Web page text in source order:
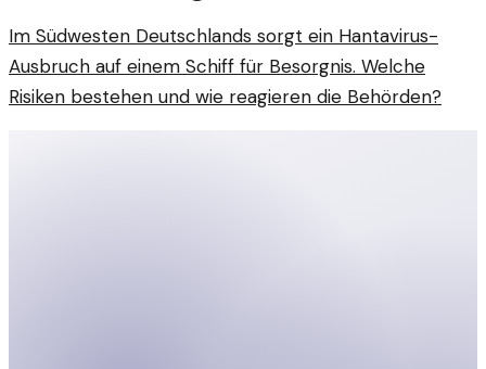
Im Südwesten Deutschlands sorgt ein Hantavirus-
Ausbruch auf einem Schiff für Besorgnis. Welche
Risiken bestehen und wie reagieren die Behörden?